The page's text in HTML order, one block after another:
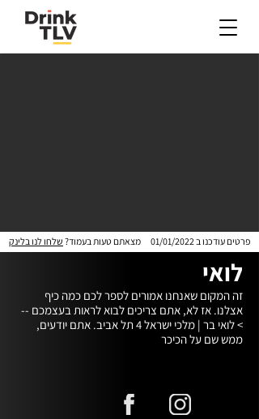
01/01/2022 מצאתם טעות בעמוד? שלחו לנו בלינק פרטים עודכנו ב
לואי
אצלנו. אז לא, אתם צריכים לבוא לראות בעצמכם --
ממש שם על הכיכר